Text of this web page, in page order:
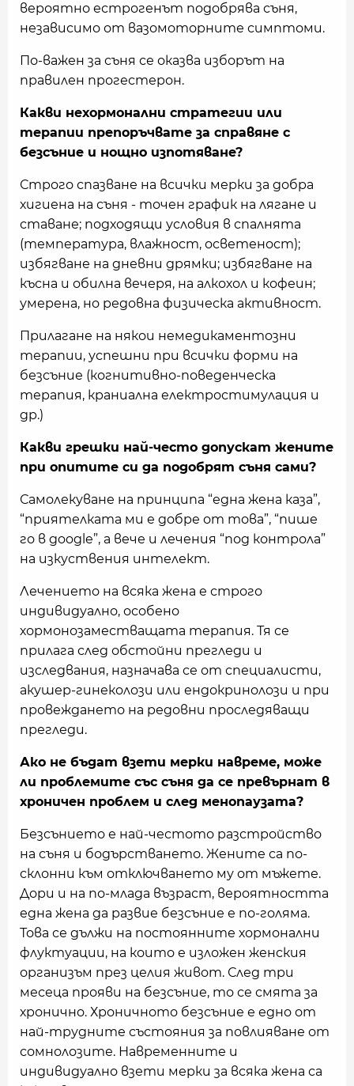
вероятно естрогенът подобрява съня,
независимо от вазомоторните симптоми.
По-важен за съня се оказва изборът на
правилен прогестерон.
Какви нехормонални стратегии или
терапии препоръчвате за справяне с
безсъние и нощно изпотяване?
Строго спазване на всички мерки за добра
хигиена на съня - точен график на лягане и
ставане; подходящи условия в спалнята
(температура, влажност, осветеност);
избягване на дневни дрямки; избягване на
късна и обилна вечеря, на алкохол и кофеин;
умерена, но редовна физическа активност.
Прилагане на някои немедикаментозни
терапии, успешни при всички форми на
безсъние (когнитивно-поведенческа
терапия, краниална електростимулация и
др.)
Какви грешки най-често допускат жените
при опитите си да подобрят съня сами?
Самолекуване на принципа “една жена каза”,
“приятелката ми е добре от това”, “пише
го в google”, а вече и лечения “под контрола”
на изкуствения интелект.
Лечението на всяка жена е строго
индивидуално, особено
хормонозаместващата терапия. Тя се
прилага след обстойни прегледи и
изследвания, назначава се от специалисти,
акушер-гинеколози или ендокринолози и при
провеждането на редовни проследяващи
прегледи.
Ако не бъдат взети мерки навреме, може
ли проблемите със съня да се превърнат в
хроничен проблем и след менопаузата?
Безсънието е най-честото разстройство
на съня и бодърстването. Жените са по-
склонни към отключването му от мъжете.
Дори и на по-млада възраст, вероятността
една жена да развие безсъние е по-голяма.
Това се дължи на постоянните хормонални
флуктуации, на които е изложен женския
организъм през целия живот. След три
месеца прояви на безсъние, то се смята за
хронично. Хроничното безсъние е едно от
най-трудните състояния за повлияване от
сомнолозите. Навременните и
индивидуално взети мерки за всяка жена са